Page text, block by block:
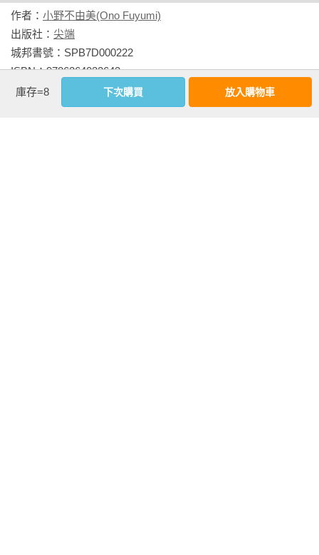
「我是在作夢。」
只不過是一個夢。就算這個夢近來持續了一整個月。
陽子慢慢搖頭。因為拉上了厚厚的窗簾，房間裡非常暗。她拉
近枕邊的鬧鐘一看，還不到該起床的時間。身體好沉重。手腳
的動作有些不聽使喚，彷彿被黏住似的。
作者： 小野不由美(Ono Fuyumi)
出版社： 尖端
城邦書號：SPB7D000222
ISBN：9786264032643
出版日期：2025-03-20
落花天涯
庫存=8 下次購買 放入購物車